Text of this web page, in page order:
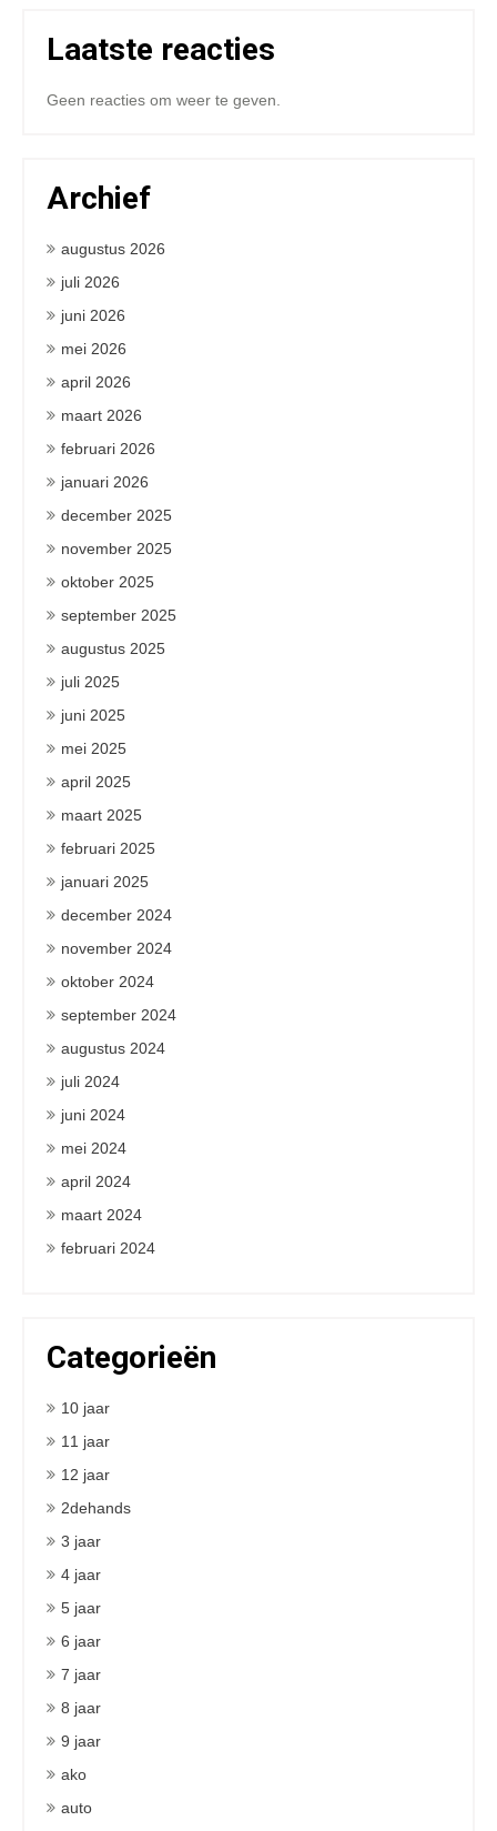
Laatste reacties
Geen reacties om weer te geven.
Archief
augustus 2026
juli 2026
juni 2026
mei 2026
april 2026
maart 2026
februari 2026
januari 2026
december 2025
november 2025
oktober 2025
september 2025
augustus 2025
juli 2025
juni 2025
mei 2025
april 2025
maart 2025
februari 2025
januari 2025
december 2024
november 2024
oktober 2024
september 2024
augustus 2024
juli 2024
juni 2024
mei 2024
april 2024
maart 2024
februari 2024
Categorieën
10 jaar
11 jaar
12 jaar
2dehands
3 jaar
4 jaar
5 jaar
6 jaar
7 jaar
8 jaar
9 jaar
ako
auto